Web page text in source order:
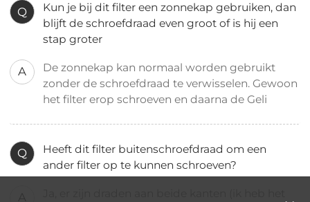
Q
Kun je bij dit filter een zonnekap gebruiken, dan
blijft de schroefdraad even groot of is hij een
stap groter
A
De zonnekap kan normaal worden gebruikt
zonder de schroefdraad te verwisselen. Gewoon
het filter erop schroeven en daarna de Geli
Q
Heeft dit filter buitenschroefdraad om een ​​
ander filter op te kunnen schroeven?